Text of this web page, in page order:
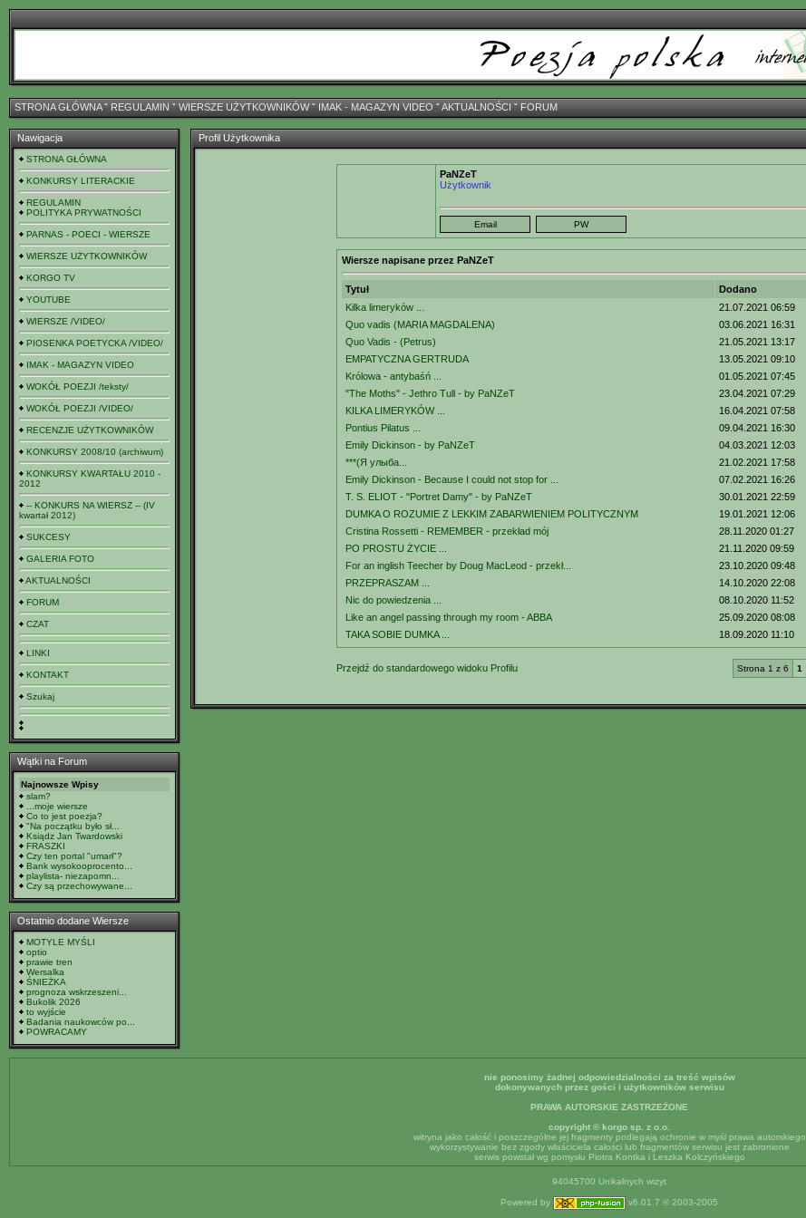
STRONA GŁÓWNAˇ REGULAMIN ˇ WIERSZE UŻYTKOWNIKÓWˇ IMAK - MAGAZYN VIDEO ˇAKTUALNOŚCI ˇ FORUM
Nawigacja
STRONA GŁÓWNA
KONKURSY LITERACKIE
REGULAMIN
POLITYKA PRYWATNOŚCI
PARNAS - POECI - WIERSZE
WIERSZE UŻYTKOWNIKÓW
KORGO TV
YOUTUBE
WIERSZE /VIDEO/
PIOSENKA POETYCKA /VIDEO/
IMAK - MAGAZYN VIDEO
WOKÓŁ POEZJI /teksty/
WOKÓŁ POEZJI /VIDEO/
RECENZJE UŻYTKOWNIKÓW
KONKURSY 2008/10 (archiwum)
KONKURSY KWARTAŁU 2010 -
2012
-- KONKURS NA WIERSZ -- (IV
kwartał 2012)
SUKCESY
GALERIA FOTO
AKTUALNOŚCI
FORUM
CZAT
LINKI
KONTAKT
Szukaj
Wątki na Forum
Najnowsze Wpisy
slam?
...moje wiersze
Co to jest poezja?
"Na początku było sł...
Ksiądz Jan Twardowski
FRASZKI
Czy ten portal "umarł"?
Bank wysokooprocento...
playlista- niezapomn...
Czy są przechowywane...
Ostatnio dodane Wiersze
MOTYLE MYŚLI
optio
prawie tren
Wersalka
ŚNIEŻKA
prognoza wskrzeszeni...
Bukolik 2026
to wyjście
Badania naukowców po...
POWRACAMY
Profil Użytkownika
PaNZeT
Użytkownik
Wiersze napisane przez PaNZeT
Tytuł
Dodano
Kilka limeryków ...
21.07.2021 06:59
Quo vadis (MARIA MAGDALENA)
03.06.2021 16:31
Quo Vadis - (Petrus)
21.05.2021 13:17
EMPATYCZNA GERTRUDA
13.05.2021 09:10
Królowa - antybaśń ...
01.05.2021 07:45
"The Moths" - Jethro Tull - by PaNZeT
23.04.2021 07:29
KILKA LIMERYKÓW ...
16.04.2021 07:58
Pontius Pilatus ...
09.04.2021 16:30
Emily Dickinson - by PaNZeT
04.03.2021 12:03
***(Я улыба...
21.02.2021 17:58
Emily Dickinson - Because I could not stop for ...
07.02.2021 16:26
T. S. ELIOT - "Portret Damy" - by PaNZeT
30.01.2021 22:59
DUMKA O ROZUMIE Z LEKKIM ZABARWIENIEM POLITYCZNYM
19.01.2021 12:06
Cristina Rossetti - REMEMBER - przekład mój
28.11.2020 01:27
PO PROSTU ŻYCIE ...
21.11.2020 09:59
For an inglish Teecher by Doug MacLeod - przekł...
23.10.2020 09:48
PRZEPRASZAM ...
14.10.2020 22:08
Nic do powiedzenia ...
08.10.2020 11:52
Like an angel passing through my room - ABBA
25.09.2020 08:08
TAKA SOBIE DUMKA ...
18.09.2020 11:10
Przejdź do standardowego widoku Profilu Strona 1 z 6 1
nie ponosimy żadnej odpowiedzialności za treść wpisów
dokonywanych przez gości i użytkowników serwisu
PRAWA AUTORSKIE ZASTRZEŻONE
copyright © korgo sp. z o.o.
witryna jako całość i poszczególne jej fragmenty podlegają ochronie w myśl prawa autorskiego
wykorzystywanie bez zgody właściciela całości lub fragmentów serwisu jest zabronione
serwis powstał wg pomysłu Piotra Kontka i Leszka Kolczyńskiego
94045700 Unikalnych wizyt
Powered by v6.01.7 © 2003-2005